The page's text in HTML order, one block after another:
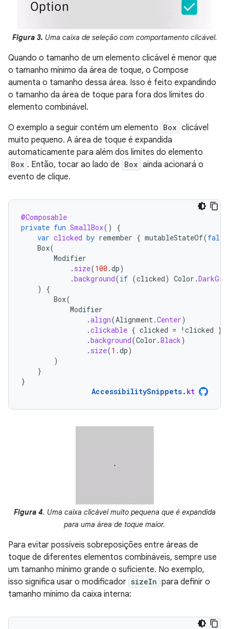
Figura 3. Uma caixa de seleção com comportamento clicável.
Quando o tamanho de um elemento clicável é menor que
o tamanho mínimo da área de toque, o Compose
aumenta o tamanho dessa área. Isso é feito expandindo
o tamanho da área de toque para fora dos limites do
elemento combinável.
O exemplo a seguir contém um elemento Box clicável
muito pequeno. A área de toque é expandida
automaticamente para além dos limites do elemento
Box . Então, tocar ao lado de Box ainda acionará o
evento de clique.
@Composable
private fun SmallBox()
{
var clicked by remember { mutableStateOf(false
Box(
Modifier
. size(100.dp)
.background(if (clicked) Color .
)
{
Box(
Modifier
.align(Alignment.Center)
.clickable { clicked = ! clicked }
.background(Color .Black)
. size(1.dp)
)
}
}
AccessibilitySnippets. kt
Figura 4. Uma caixa clicável muito pequena que é expandida
para uma área de toque maior.
Para evitar possíveis sobreposições entre áreas de
toque de diferentes elementos combináveis, sempre use
um tamanho mínimo grande o suficiente. No exemplo,
isso significa usar o modificador sizeIn para definir o
tamanho mínimo da caixa interna: